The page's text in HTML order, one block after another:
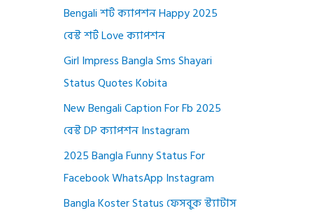
Bengali শর্ট ক্যাপশন Happy 2025
বেস্ট শর্ট Love ক্যাপশন
Girl Impress Bangla Sms Shayari
Status Quotes Kobita
New Bengali Caption For Fb 2025
বেস্ট DP ক্যাপশন Instagram
2025 Bangla Funny Status For
Facebook WhatsApp Instagram
Bangla Koster Status ফেসবুক স্ট্যাটাস